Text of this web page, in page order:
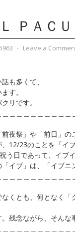
ＰＡＣＵ
⋅ Leave a
も多くて、
す。
リです。
夜祭」や「前日」の
12/23のことを「イ
う日であって、イブ
イブ」は、「イブニ
くとも、何となく
残念ながら、そんな